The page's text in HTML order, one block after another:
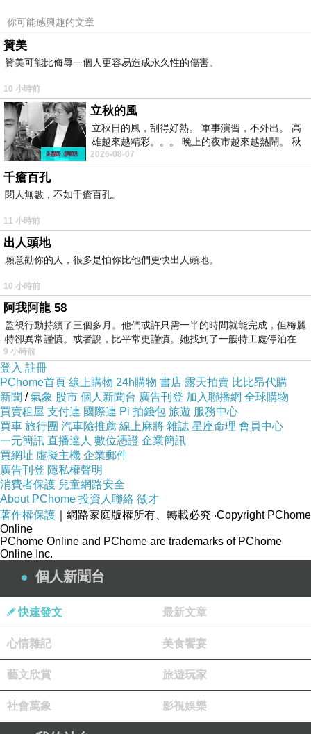
但是我想【PIERYOGA】個性工字背套裝
(43465MC+9113M黑-黑蕾絲+黑) 在網路上買應該會比較便
宜，【PIERYOGA】個性工字背套裝(43465MC+9113M黑-
黑蕾絲+黑)而且24小時都能買，上網慢慢挑選，不用等店
家開門也不用看店員臉色
想要購買【PIERYOGA】個性工字背套裝
(43465MC+9113M黑-黑蕾絲+黑)已經想很多天
了!也求助谷哥大神 發現【PIERYOGA】個性工
字背套裝(43465MC+9113M黑-黑蕾絲+黑)的評
價真的不錯想想哪裡買最便宜.心得文.試用文.分
享文行李箱/旅遊用品分享推薦.好用.推薦.評價.熱
最後選擇在這購買【PIERYOGA】個性工字背套
裝(43465MC+9113M黑-黑蕾絲+黑) 的原因,是因
為比較有保障,也不會遇到詐騙集團,所以才選擇
在這購入
更多資料、資訊參考分享↓↓↓
你可能感興趣的文章
贊美
贊美可能比侮辱一個人更容易造成永久性的傷害。
10 小時前
立秋的風
立秋日的風，刮得好熱。 軍事演習，不外出。 高
雄越來越精彩。。。 晚上的夜市越來越熱鬧。 秋
天的風刮得很熱 夜遊消暑熱。。。
2026-08-07
千瘡百孔
閱人無數，不如千瘡百孔。
11 小時前
出人頭地
願意勸你的人，很多是怕你比他們更快出人頭地。
10 小時前
阿我阿龍 58
監視行動持續了三個多月。他們或許只需一半的時間就能完成，但梅麗
特卻異常謹慎。或者說，比平常更謹慎。她找到了一艘特工處停泊在
9 小時前
登入 註冊
PChome首頁 線上購物 24h購物 書店 露天拍賣 比比昂代購
新聞 /氣象 股市 個人新聞台 廣告刊登 加入聯播網 全球購物
買賣租屋 支付連 國際連 Pi 拍錢包 旅遊 服務中心
買車 旅行團 汽車險推薦 線上麻將 雜誌 星座命理 會員中心
一元簡訊 直播達人 數位憑證 企業簡訊
買網址 虛擬主機 企業郵件
廣告刊登 隱私權聲明
消費者保護 兒童網路安全
About PChome 投資人聯絡 徵才
著作權保護 ｜網路家庭版權所有、轉載必究 ‧Copyright PChome
Online
PChome Online and PChome are trademarks of PChome
Online Inc.
個人新聞台
快速發文 最新文章
心情雜記 美食饗宴
藝文欣賞 旅遊玩家
社會萬象 影視娛樂